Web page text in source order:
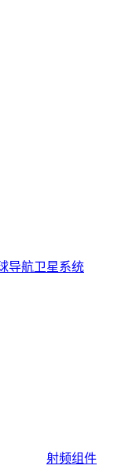
导航卫星系统
射频组件